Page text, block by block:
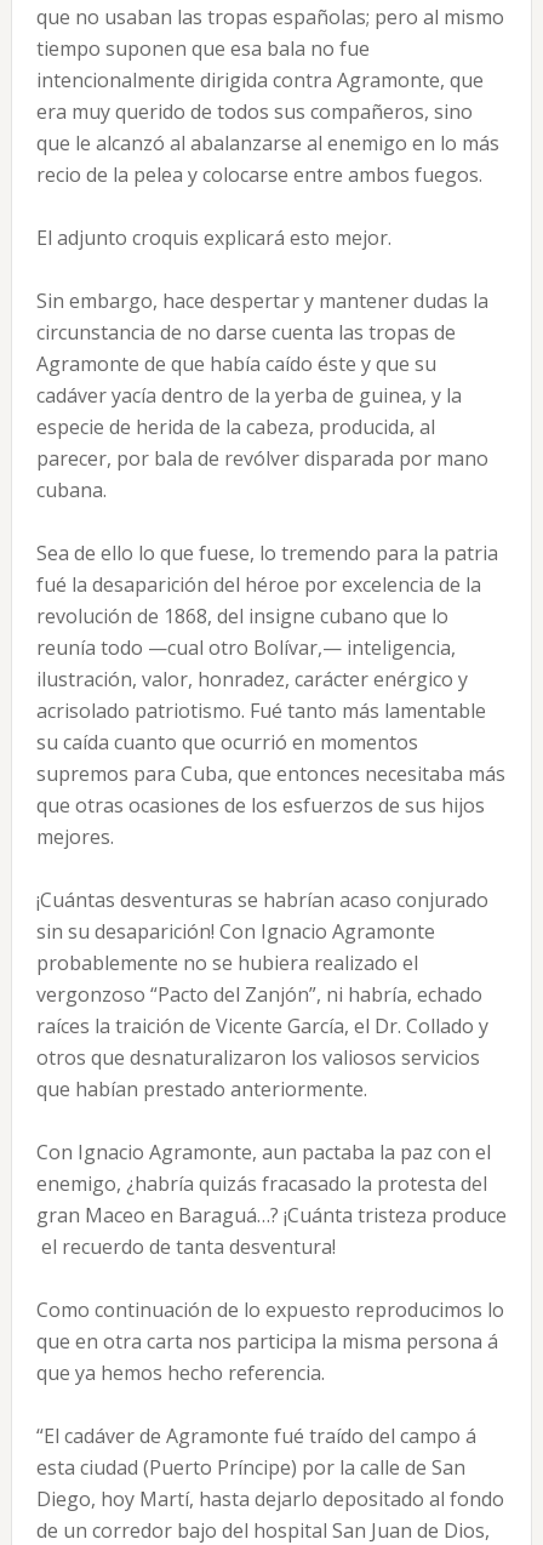
que no usaban las tropas españolas; pero al mismo
tiempo suponen que esa bala no fue
intencionalmente dirigida contra Agramonte, que
era muy querido de todos sus compañeros, sino
que le alcanzó al abalanzarse al enemigo en lo más
recio de la pelea y colocarse entre ambos fuegos.
El adjunto croquis explicará esto mejor.
Sin embargo, hace despertar y mantener dudas la
circunstancia de no darse cuenta las tropas de
Agramonte de que había caído éste y que su
cadáver yacía dentro de la yerba de guinea, y la
especie de herida de la cabeza, producida, al
parecer, por bala de revólver disparada por mano
cubana.
Sea de ello lo que fuese, lo tremendo para la patria
fué la desaparición del héroe por excelencia de la
revolución de 1868, del insigne cubano que lo
reunía todo —cual otro Bolívar,— inteligencia,
ilustración, valor, honradez, carácter enérgico y
acrisolado patriotismo. Fué tanto más lamentable
su caída cuanto que ocurrió en momentos
supremos para Cuba, que entonces necesitaba más
que otras ocasiones de los esfuerzos de sus hijos
mejores.
¡Cuántas desventuras se habrían acaso conjurado
sin su desaparición! Con Ignacio Agramonte
probablemente no se hubiera realizado el
vergonzoso “Pacto del Zanjón”, ni habría, echado
raíces la traición de Vicente García, el Dr. Collado y
otros que desnaturalizaron los valiosos servicios
que habían prestado anteriormente.
Con Ignacio Agramonte, aun pactaba la paz con el
enemigo, ¿habría quizás fracasado la protesta del
gran Maceo en Baraguá…? ¡Cuánta tristeza produce
el recuerdo de tanta desventura!
Como continuación de lo expuesto reproducimos lo
que en otra carta nos participa la misma persona á
que ya hemos hecho referencia.
“El cadáver de Agramonte fué traído del campo á
esta ciudad (Puerto Príncipe) por la calle de San
Diego, hoy Martí, hasta dejarlo depositado al fondo
de un corredor bajo del hospital San Juan de Dios,